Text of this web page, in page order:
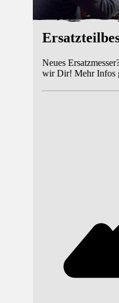
Neues
wir Dir! Mehr Infos